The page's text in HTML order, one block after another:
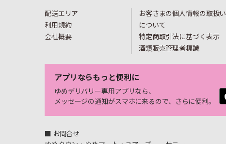
配送エリア
利用規約
会社概要
お客さまの個人情報の取扱い
について
特定商取引法に基づく表示
酒類販売管理者標識
アプリならもっと便利に
ゆめデリバリー専用アプリなら、
メッセージの通知がスマホに来るので、さらに便利。
■ お問合せ